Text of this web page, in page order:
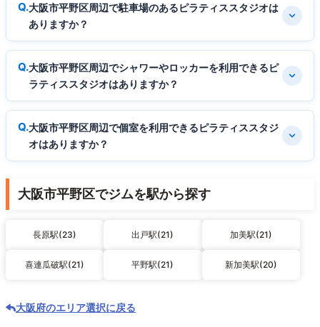
大阪市平野区周辺で駐車場のあるピラティススタジオは
ありますか？
大阪市平野区周辺でシャワーやロッカーを利用できるピ
ラティススタジオはありますか？
大阪市平野区周辺で個室を利用できるピラティススタジ
オはありますか？
大阪市平野区でジムを駅から探す
長原駅(23) 出戸駅(21) 加美駅(21)
喜連瓜破駅(21) 平野駅(21) 新加美駅(20)
大阪府のエリア選択に戻る